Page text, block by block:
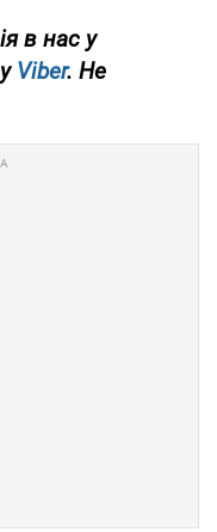
в нас у
Viber. Не